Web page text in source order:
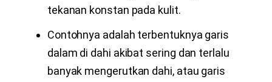
tekanan konstan pada kulit.
Contohnya adalah terbentuknya garis
dalam di dahi akibat sering dan terlalu
banyak mengerutkan dahi, atau garis